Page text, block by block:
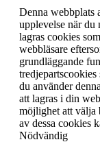
Denna webbplats
upplevelse när du
lagras cookies
webbläsare
grundläggande
du använder
att lagras i din
möjlighet att välja
av dessa cookies
Nödvändig